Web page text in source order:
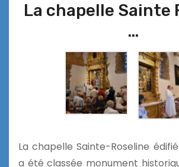
La chapelle Sainte
…
La chapelle Sainte-Roseline
a été classée monument